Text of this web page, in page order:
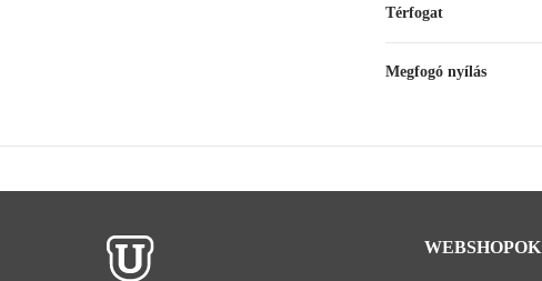
Térfogat
Megfogó nyílás
WEBSHOPOK